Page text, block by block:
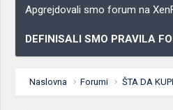
Apgrejdovali smo forum na
DEFINISALI SMO PRAVILA
Naslovna Forumi ŠTA DA